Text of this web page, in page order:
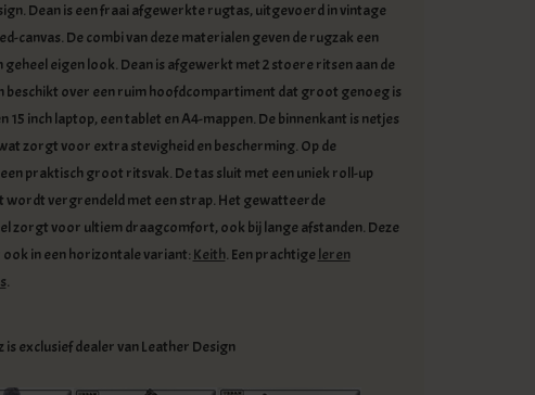
Dean is een fraai afgewerkte rugtas, uitgevoerd in vintage
canvas. De combi van deze materialen geven de rugzak een
geheel eigen look. Dean is afgewerkt met 2 stoere ritsen aan de
beschikt over een ruim hoofdcompartiment dat groot genoeg is
15 inch laptop, een tablet en A4-mappen. De binnenkant is netjes
zorgt voor extra stevigheid en bescherming. Op de
praktisch groot ritsvak. De tas sluit met een uniek roll-up
wordt vergrendeld met een strap. Het gewatteerde
zorgt voor ultiem draagcomfort, ook bij lange afstanden. Deze
ook in een horizontale variant: Keith. Een prachtigeleren
.
is exclusief dealer van Leather Design